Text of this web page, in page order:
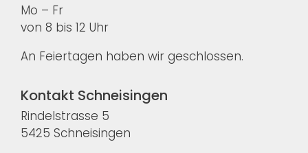
Mo – Fr
von 8 bis 12 Uhr
An Feiertagen haben wir geschlossen.
Kontakt Schneisingen
Rindelstrasse 5
5425 Schneisingen